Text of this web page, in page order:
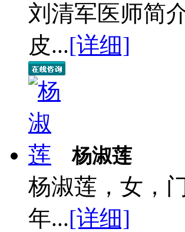
刘清军医师简
皮...[详细]
杨淑莲
杨淑莲，女，
年...[详细]